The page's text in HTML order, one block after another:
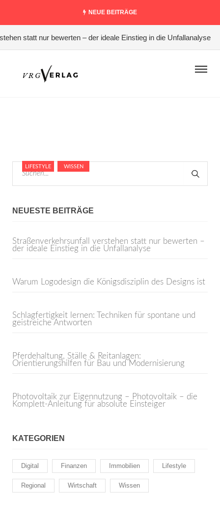
NEUE BEITRÄGE
statt nur bewerten – der ideale Einstieg in die Unfallanalyse
NEUESTE BEITRÄGE
Straßenverkehrsunfall verstehen statt nur bewerten –
der ideale Einstieg in die Unfallanalyse
Warum Logodesign die Königsdisziplin des Designs ist
Schlagfertigkeit lernen: Techniken für spontane und
geistreiche Antworten
Pferdehaltung, Ställe & Reitanlagen:
Orientierungshilfen für Bau und Modernisierung
Photovoltaik zur Eigennutzung – Photovoltaik – die
Komplett-Anleitung für absolute Einsteiger
KATEGORIEN
Digital Finanzen Immobilien Lifestyle
Regional Wirtschaft Wissen
LIFESTYLE WISSEN